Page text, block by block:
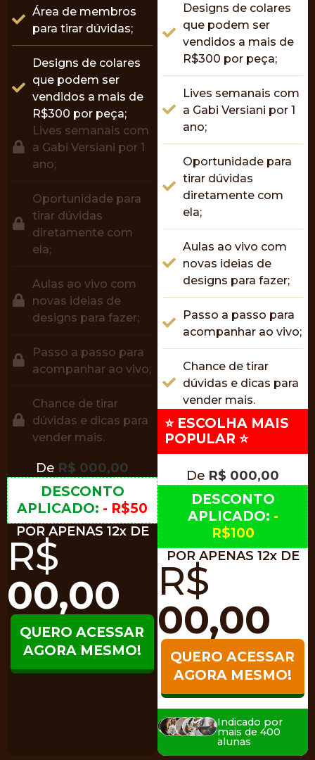
Área de membros
para tirar dúvidas;
Designs de colares
que podem ser
vendidos a mais de
R$300 por peça;
Lives semanais com
a Gabi Versiani por 1
ano;
Oportunidade para
tirar dúvidas
diretamente com
ela;
Aulas ao vivo com
novas ideias de
designs para fazer;
Passo a passo para
acompanhar ao vivo;
Chance de tirar
dúvidas e dicas para
vender mais.
De R$ 000,00
DESCONTO
APLICADO: - R$50
POR APENAS 12x DE
R$
00,00
QUERO ACESSAR
AGORA MESMO!
Designs de colares
que podem ser
vendidos a mais de
R$300 por peça;
Lives semanais com
a Gabi Versiani por 1
ano;
Oportunidade para
tirar dúvidas
diretamente com
ela;
Aulas ao vivo com
novas ideias de
designs para fazer;
Passo a passo para
acompanhar ao vivo;
Chance de tirar
dúvidas e dicas para
vender mais.
⭐ ESCOLHA MAIS
POPULAR ⭐
De R$ 000,00
DESCONTO
APLICADO: -
R$100
POR APENAS 12x DE
R$
00,00
QUERO ACESSAR
AGORA MESMO!
Indicado por
mais de 400
alunas